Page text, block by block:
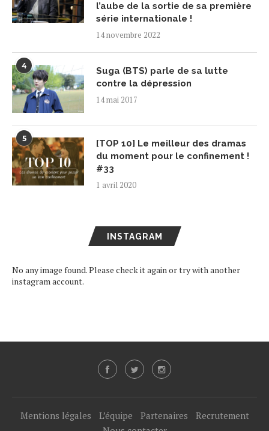
l’aube de la sortie de sa première
série internationale !
14 novembre 2022
4
Suga (BTS) parle de sa lutte
contre la dépression
14 mai 2017
5
[TOP 10] Le meilleur des dramas
du moment pour le confinement !
#33
1 avril 2020
INSTAGRAM
No any image found. Please check it again or try with another
instagram account.
Mentions légales L’équipe Partenaires
Recrutement